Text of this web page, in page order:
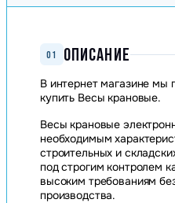
01 ОПИСАНИЕ
В интернет магазине мы
купить Весы крановые.
Весы крановые
необходимым
строительных и
под строгим контролем
высоким требованиям
производства.